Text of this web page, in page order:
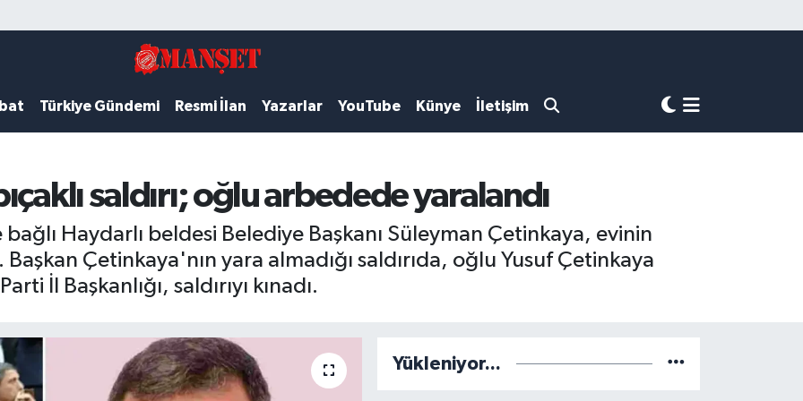
Türkiye Gündemi Resmi İlan Yazarlar YouTube Künye İletişim
saldırı; oğlu arbedede yaralandı
Haydarlı beldesi Belediye Başkanı Süleyman Çetinkaya, evinin
Başkan Çetinkaya'nın yara almadığı saldırıda, oğlu Yusuf Çetinkaya
İl Başkanlığı, saldırıyı kınadı.
Yükleniyor...